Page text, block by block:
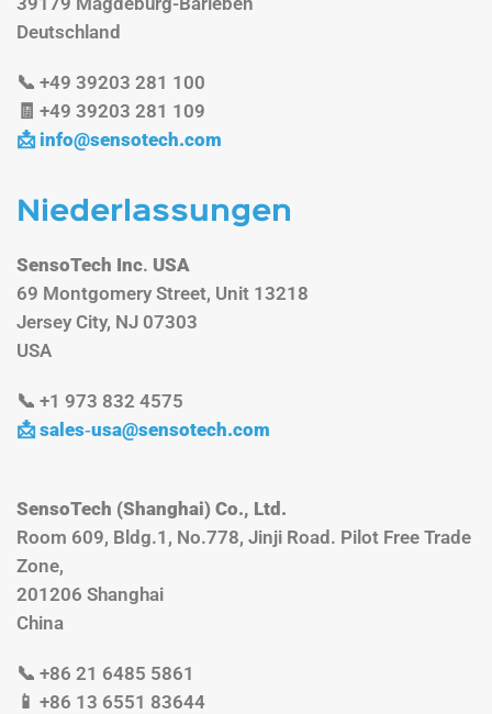
Deutschland
📞 +49 39203 281 100
🧾 +49 39203 281 109
📩 info@sensotech.com
Niederlassungen
SensoTech Inc. USA
69 Montgomery Street, Unit 13218
Jersey City, NJ 07303
USA
📞 +1 973 832 4575
📩 sales‑usa@sensotech.com
SensoTech (Shanghai) Co., Ltd.
Room 609, Bldg.1, No.778, Jinji Road. Pilot Free Trade
Zone,
201206 Shanghai
China
📞 +86 21 6485 5861
📱 +86 13 6551 83644